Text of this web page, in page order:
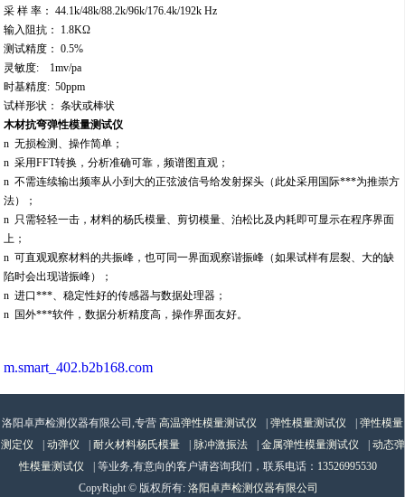
采 样 率： 44.1k/48k/88.2k/96k/176.4k/192k Hz
输入阻抗： 1.8KΩ
测试精度： 0.5%
灵敏度: 1mv/pa
时基精度: 50ppm
试样形状： 条状或棒状
木材抗弯弹性模量测试仪
n 无损检测、操作简单；
n 采用FFT转换，分析准确可靠，频谱图直观；
n 不需连续输出频率从小到大的正弦波信号给发射探头（此处采用国际***为推崇方
法）；
n 只需轻轻一击，材料的杨氏模量、剪切模量、泊松比及内耗即可显示在程序界面
上；
n 可直观观察材料的共振峰，也可同一界面观察谐振峰（如果试样有层裂、大的缺
陷时会出现谐振峰）；
n 进口***、稳定性好的传感器与数据处理器；
n 国外***软件，数据分析精度高，操作界面友好。
m.smart_402.b2b168.com
洛阳卓声检测仪器有限公司,专营 高温弹性模量测试仪 | 弹性模量测试仪 | 弹性模量
测定仪
| 动弹仪 | 耐火材料杨氏模量 | 脉冲激振法 | 金属弹性模量测试仪 | 动态弹
性模量测试仪
| 等业务,有意向的客户请咨询我们，联系电话： 13526995530
CopyRight © 版权所有: 洛阳卓声检测仪器有限公司